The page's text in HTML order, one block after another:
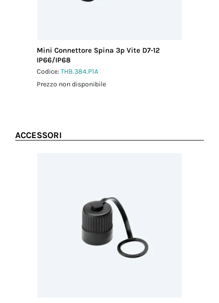
Mini Connettore Spina 3p Vite D7-12
IP66/IP68
Codice:THB.384.P1A
Prezzo non disponibile
ACCESSORI